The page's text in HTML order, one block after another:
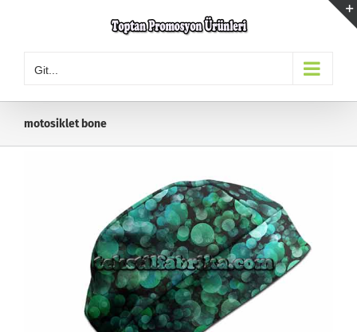
Git...
motosiklet bone